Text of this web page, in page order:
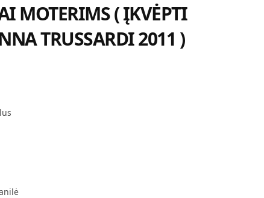
MOTERIMS ( ĮKVĖPTI
TRUSSARDI 2011 )